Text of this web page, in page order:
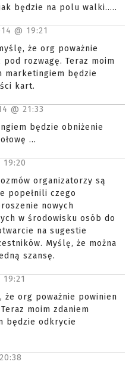
będzie na polu walki.....
@ 19:21
że org poważnie
rozwagę. Teraz moim
marketingiem będzie
kart.
@ 21:33
będzie obniżenie
...
19:20
organizatorzy są
popełnili czego
nowych
w środowisku osób do
na sugestie
Myślę, że można
szansę.
19:21
że org poważnie powinien
moim zdaniem
będzie odkrycie
20:38